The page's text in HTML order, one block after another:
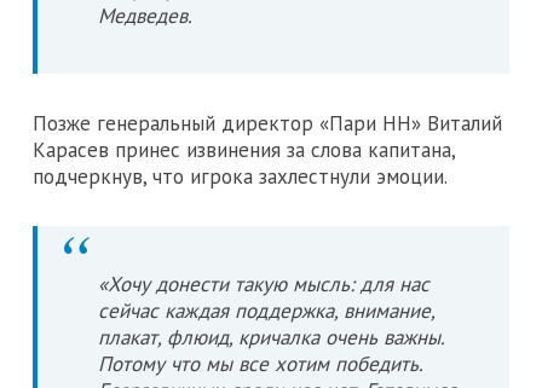
Медведев.
Позже генеральный директор «Пари НН» Виталий
Карасев принес извинения за слова капитана,
подчеркнув, что игрока захлестнули эмоции.
«Хочу донести такую мысль: для нас
сейчас каждая поддержка, внимание,
плакат, флюид, кричалка очень важны.
Потому что мы все хотим победить.